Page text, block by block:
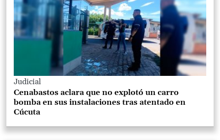
Judicial
Cenabastos aclara que no explotó un carro
bomba en sus instalaciones tras atentado en
Cúcuta